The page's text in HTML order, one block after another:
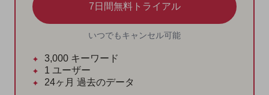
7日間無料トライアル
いつでもキャンセル可能
3,000 キーワード
1 ユーザー
24ヶ月 過去のデータ